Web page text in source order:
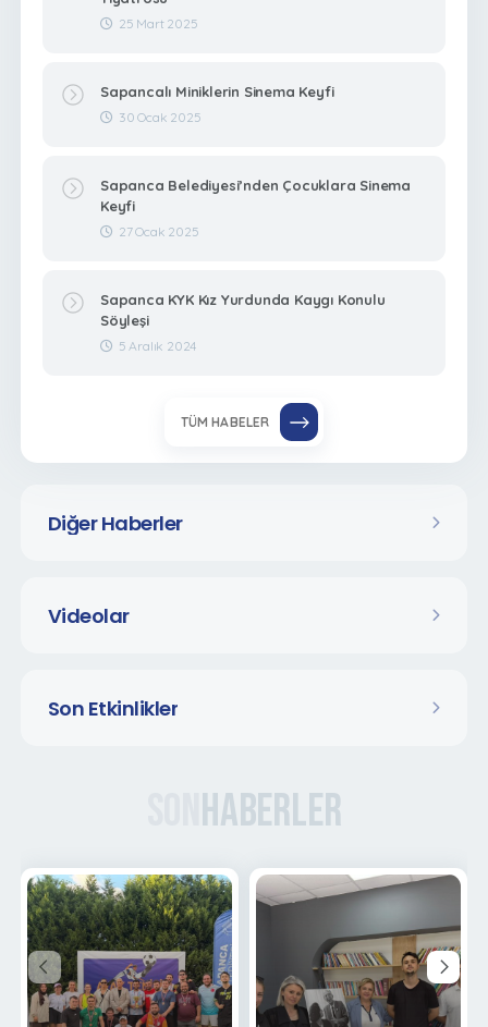
Diğer Haberler
Videolar
Son Etkinlikler
25 Mart 2025
Sapancalı Miniklerin Sinema Keyfi
30 Ocak 2025
Sapanca Belediyesi’nden Çocuklara Sinema
Keyfi
27 Ocak 2025
Sapanca KYK Kız Yurdunda Kaygı Konulu
Söyleşi
5 Aralık 2024
TÜM HABELER
Haberler